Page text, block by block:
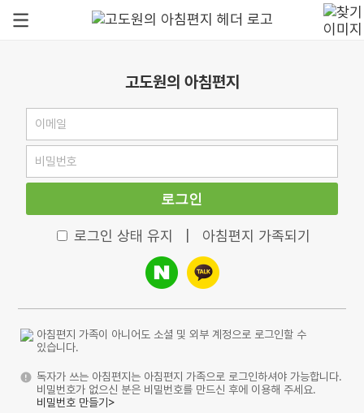
고도원의 아침편지
로그인
로그인 상태 유지 아침편지 가족되기
아침편지 가족이 아니어도 소셜 및 외부 계정으로 로그인할 수
있습니다.
독자가 쓰는 아침편지는 아침편지 가족으로 로그인하셔야 가능합니다.
비밀번호가 없으신 분은 비밀번호를 만드신 후에 이용해 주세요.
비밀번호 만들기>